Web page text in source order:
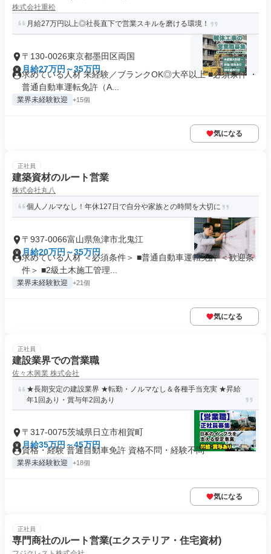
株式会社重松
月給27万円以上◎社長直下で営業スキルを磨ける環境！
〒130-0026東京都墨田区両国
月給27万円～35万円
求めている人材 未経験／ブランクOK◎大卒以上 ■必須条件 ・
普通自動車運転免許（A...
業界未経験歓迎 +15個
気になる
正社員
建築資材のルート営業
株式会社丸八
個人ノルマなし！年休127日で自分や家族との時間を大切に
〒937-0066富山県魚津市北鬼江
月給20万円～35万円
求めている人材 ＜必須条件＞ ■普通自動車運転免許 ＜歓迎条
件＞ ■2級土木施工管理...
業界未経験歓迎 +21個
気になる
正社員
建設業界での営業職
佐々木興業 株式会社
★長期安定の建設業界 ★転勤・ノルマなし＆各種手当充実 ★昇給
年1回あり・賞与年2回あり
〒317-0075茨城県日立市相賀町
月給35万円～45万円
資格・経験 普通自動車免許 資格不問・経験不問
業界未経験歓迎 +18個
気になる
正社員
専門商社のルート営業(エクステリア・住宅資材)